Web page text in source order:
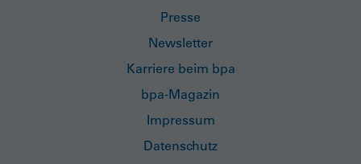
Presse
Newsletter
Karriere beim bpa
bpa-Magazin
Impressum
Datenschutz